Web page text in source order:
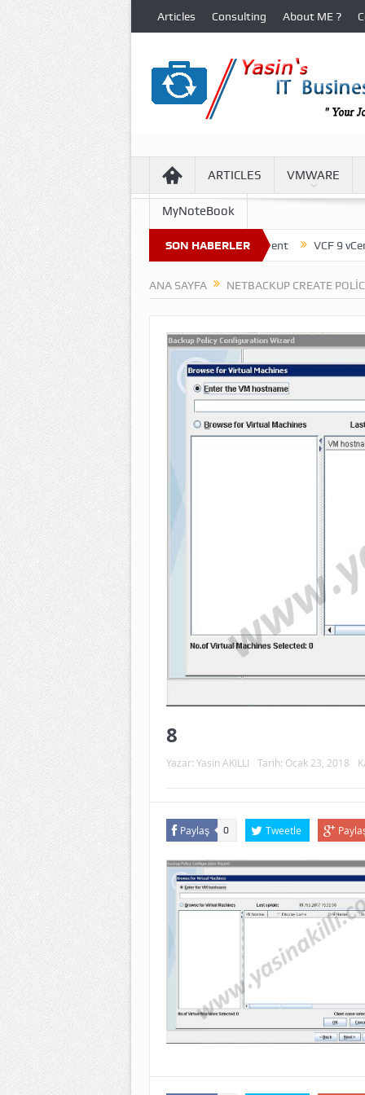
Articles Consulting About ME ?
ARTICLES VMWARE
MyNoteBook
SON HABERLER
of Virtual Machine Files in VCF 9 Environment VCF 9 vCenter
ANA SAYFA NETBACKUP CREATE
8
Yazar: Yasin AKILLI Tarih: Ocak 23, 2018
Paylaş 0 Tweetle